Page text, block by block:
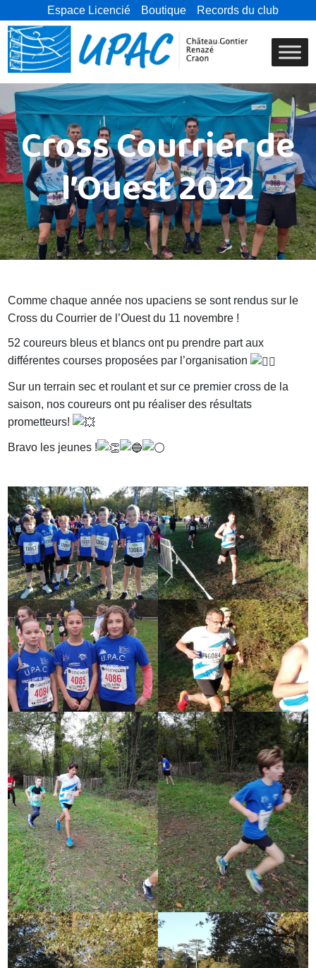
Espace Licencié Boutique Records du club
Cross Courrier de
l’Ouest 2022
Comme chaque année nos upaciens se sont rendus sur le
Cross du Courrier de l’Ouest du 11 novembre !
52 coureurs bleus et blancs ont pu prendre part aux
différentes courses proposées par l’organisation
Sur un terrain sec et roulant et sur ce premier cross de la
saison, nos coureurs ont pu réaliser des résultats
prometteurs!
Bravo les jeunes !